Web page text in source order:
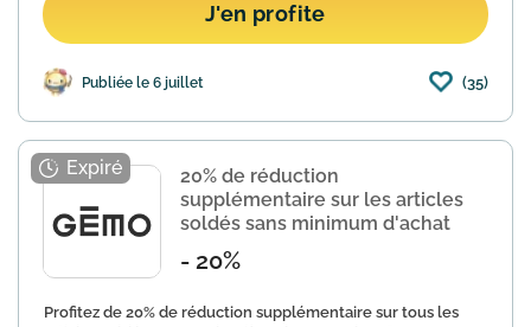
J'en profite
Publiée le 6 juillet (35)
20% de réduction
supplémentaire sur les articles
soldés sans minimum d'achat
- 20%
Profitez de 20% de réduction supplémentaire sur tous les